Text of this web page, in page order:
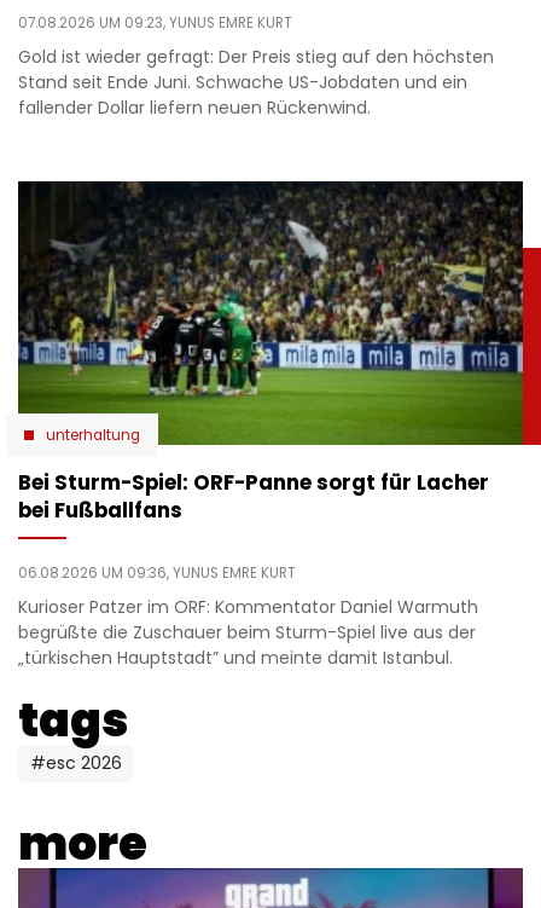
07.08.2026 UM 09:23,YUNUS EMRE KURT
Gold ist wieder gefragt: Der Preis stieg auf den höchsten
Stand seit Ende Juni. Schwache US-Jobdaten und ein
fallender Dollar liefern neuen Rückenwind.
unterhaltung
Bei Sturm-Spiel: ORF-Panne sorgt für Lacher
bei Fußballfans
06.08.2026 UM 09:36,YUNUS EMRE KURT
Kurioser Patzer im ORF: Kommentator Daniel Warmuth
begrüßte die Zuschauer beim Sturm-Spiel live aus der
„türkischen Hauptstadt” und meinte damit Istanbul.
tags
#esc 2026
more